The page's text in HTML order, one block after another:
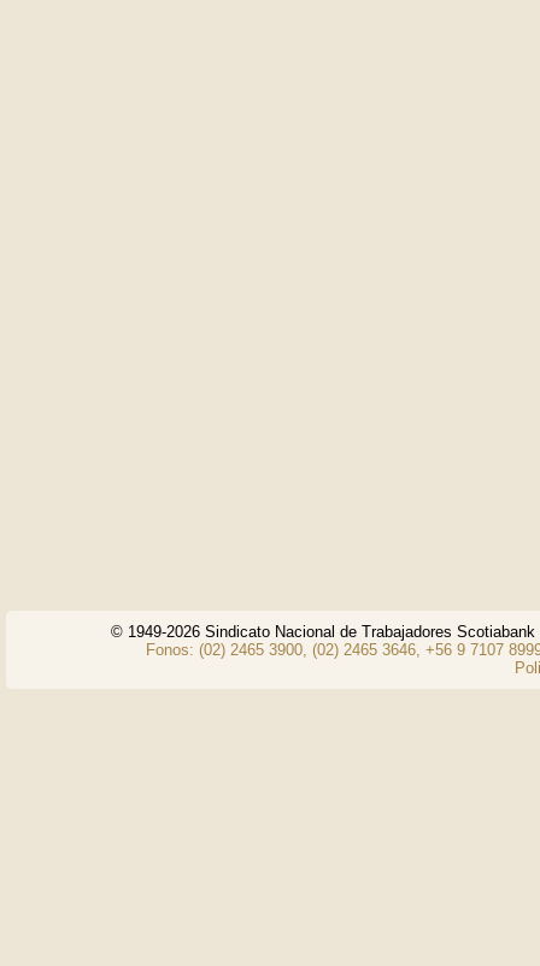
© 1949-2026 Sindicato Nacional de Trabajadores
Fonos: (02) 2465 3900, (02) 2465 3646, +56 9 7107